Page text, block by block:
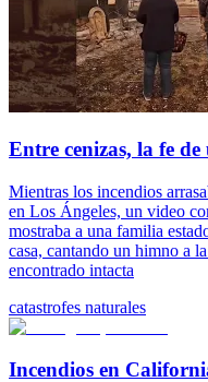
Entre cenizas, la fe
Mientras los incendios
en Los Ángeles, un video
mostraba a una familia
casa, cantando un himno a
encontrado intacta
catastrofes naturales
Incendios en